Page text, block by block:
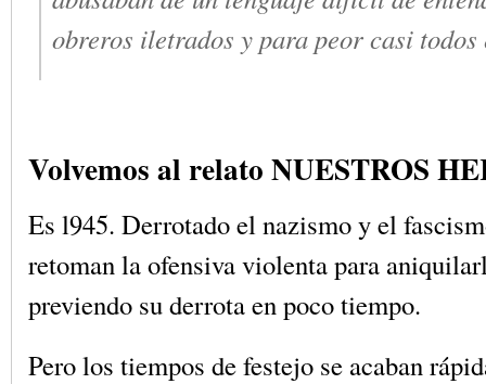
obreros iletrados y para peor casi
Volvemos al relato NUESTROS
Es l945. Derrotado el nazismo y el
retoman la ofensiva violenta para
previendo su derrota en poco tiempo.
Pero los tiempos de festejo se acaban